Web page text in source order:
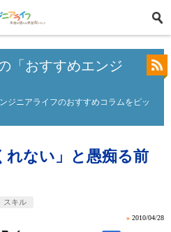
「おすすめエンジ
ジニアライフのおすすめコラムをピッ
れない」と愚痴る前
スキル
» 2010/04/28